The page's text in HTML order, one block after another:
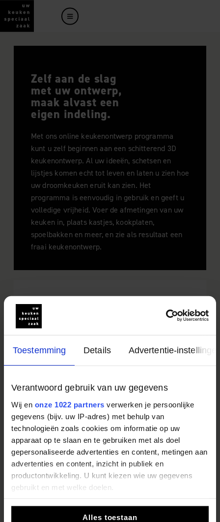
Toestemming Details Advertentie-
Verantwoord gebruik van uw gegevens
Wij en onze 1022 partners verwerken je persoonlijke
gegevens (bijv. uw IP-adres) met behulp van
technologieën zoals cookies om informatie op uw
apparaat op te slaan en te gebruiken met als doel
gepersonaliseerde advertenties en content, metingen aan
advertenties en content, inzicht in publiek en
productontwikkeling. U kunt kiezen wie uw gegevens
gebruikt en met welke doelen.
Alles toestaan
Zelf aan de slag
met uw ontwerp,
maak alvast een
eigen indeling.
Met ons online keukenontwerp programma
kunt u zelf beginnen aan een schitterend 3D
keukenontwerp. Al uw ideeën, schetsen en
lijstjes komen echt tot leven en laten u zien hoe
uw droomkeuken eruit kan zien. Het
programma is eenvoudig in gebruik en geeft u
volledige vrijheid. Voer de afmetingen van uw
keuken in, plaats kastjes, kookplaten,
spoelbakken en meer, en zie als resultaat een
fraai keukenontwerp.
Aanhef
Voornaam
Postcode
Huisnummer
E-mailadres